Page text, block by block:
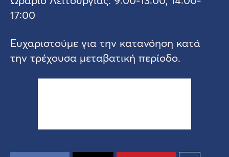
17:00
Ευχαριστούμε για την κατανόηση κατά
την τρέχουσα μεταβατική περίοδο.